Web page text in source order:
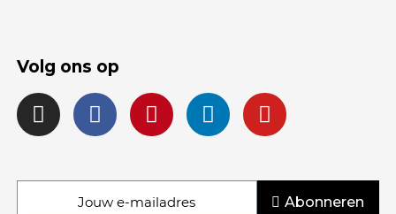
Volg ons op
Abonneren